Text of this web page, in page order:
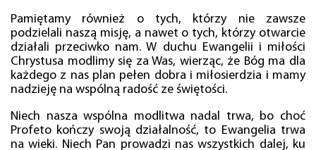
Pamiętamy również o tych, którzy nie zawsze
podzielali naszą misję, a nawet o tych, którzy otwarcie
działali przeciwko nam. W duchu Ewangelii i miłości
Chrystusa modlimy się za Was, wierząc, że Bóg ma dla
każdego z nas plan pełen dobra i miłosierdzia i mamy
nadzieję na wspólną radość ze świętości.
Niech nasza wspólna modlitwa nadal trwa, bo choć
Profeto kończy swoją działalność, to Ewangelia trwa
na wieki. Niech Pan prowadzi nas wszystkich dalej, ku